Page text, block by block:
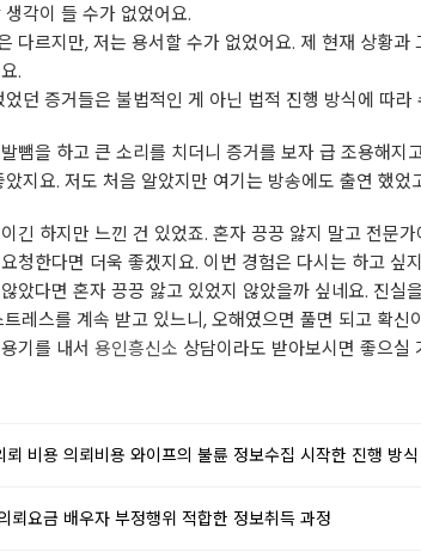
각이 들 수가 없었어요.
다르지만, 저는 용서할 수가 없었어요. 제 현재 상황
.
던 증거들은 불법적인 게 아닌 법적 진행 방식에 따
뺌을 하고 큰 소리를 치더니 증거를 보자 급 조용해지
지요. 저도 처음 알았지만 여기는 방송에도 출연 했
긴 하지만 느낀 건 있었죠. 혼자 끙끙 앓지 말고 전문
청한다면 더욱 좋겠지요. 이번 경험은 다시는 하고
았다면 혼자 끙끙 앓고 있었지 않았을까 싶네요. 진
레스를 계속 받고 있느니, 오해였으면 풀면 되고 확
기를 내서 용인흥신소 상담이라도 받아보시면 좋으실
뢰 비용 의뢰비용 와이프의 불륜 정보수집 시작한 진행 방식
뢰요금 배우자 부정행위 적합한 정보취득 과정